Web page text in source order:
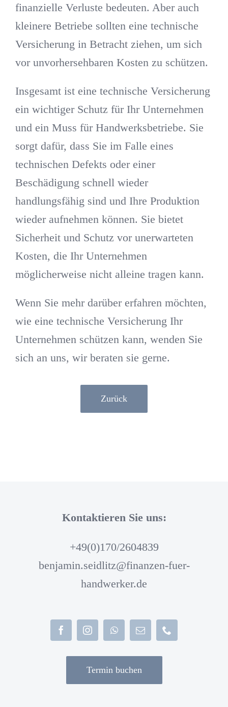
finanzielle Verluste bedeuten. Aber auch
kleinere Betriebe sollten eine technische
Versicherung in Betracht ziehen, um sich
vor unvorhersehbaren Kosten zu schützen.
Insgesamt ist eine technische Versicherung
ein wichtiger Schutz für Ihr Unternehmen
und ein Muss für Handwerksbetriebe. Sie
sorgt dafür, dass Sie im Falle eines
technischen Defekts oder einer
Beschädigung schnell wieder
handlungsfähig sind und Ihre Produktion
wieder aufnehmen können. Sie bietet
Sicherheit und Schutz vor unerwarteten
Kosten, die Ihr Unternehmen
möglicherweise nicht alleine tragen kann.
Wenn Sie mehr darüber erfahren möchten,
wie eine technische Versicherung Ihr
Unternehmen schützen kann, wenden Sie
sich an uns, wir beraten sie gerne.
Zurück
Kontaktieren Sie uns:
+49(0)170/2604839
benjamin.seidlitz@finanzen-fuer-
handwerker.de
Termin buchen